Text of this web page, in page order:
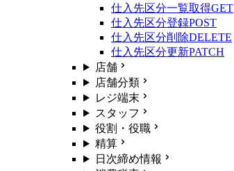
仕入先区分一覧取得GET
仕入先区分登録POST
仕入先区分削除DELETE
仕入先区分更新PATCH
店舗
店舗分類
レジ端末
スタッフ
役割・役職
精算
日次締め情報